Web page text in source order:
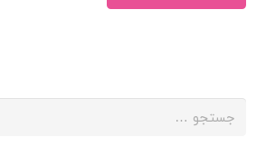
جستجو